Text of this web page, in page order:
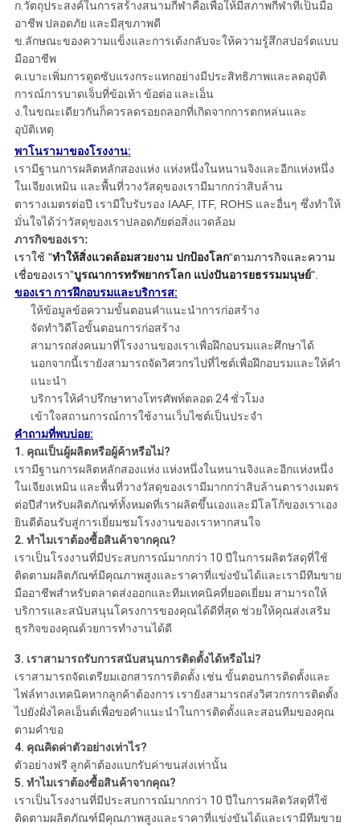
ก.วัตถุประสงค์ในการสร้างสนามกีฬาคือเพื่อให้มีสภาพกีฬาที่เป็นมือ
อาชีพ ปลอดภัย และมีสุขภาพดี
ข.ลักษณะของความแข็งและการเด้งกลับจะให้ความรู้สึกสปอร์ตแบบ
มืออาชีพ
ค.เบาะเพิ่มการดูดซับแรงกระแทกอย่างมีประสิทธิภาพและลดอุบัติ
การณ์การบาดเจ็บที่ข้อเท้า ข้อต่อ และเอ็น
ง.ในขณะเดียวกันก็ควรลดรอยถลอกที่เกิดจากการตกหล่นและ
อุบัติเหตุ
พาโนรามาของโรงงาน:
เรามีฐานการผลิตหลักสองแห่ง แห่งหนึ่งในหนานจิงและอีกแห่งหนึ่ง
ในเจียงเหมิน และพื้นที่วางวัสดุของเรามีมากกว่าสิบล้าน
ตารางเมตรต่อปี เรามีใบรับรอง IAAF, ITF, ROHS และอื่นๆ ซึ่งทำให้
มั่นใจได้ว่าวัสดุของเราปลอดภัยต่อสิ่งแวดล้อม
ภารกิจของเรา:
เราใช้ "ทำให้สิ่งแวดล้อมสวยงาม ปกป้องโลก“ตามภารกิจและความ
เชื่อของเรา”บูรณาการทรัพยากรโลก แบ่งปันอารยธรรมมนุษย์".
ของเรา การฝึกอบรมและบริการส:
ให้ข้อมูลข้อความขั้นตอนคำแนะนำการก่อสร้าง
จัดทำวิดีโอขั้นตอนการก่อสร้าง
สามารถส่งคนมาที่โรงงานของเราเพื่อฝึกอบรมและศึกษาได้
นอกจากนี้เรายังสามารถจัดวิศวกรไปที่ไซต์เพื่อฝึกอบรมและให้คำ
แนะนำ
บริการให้คำปรึกษาทางโทรศัพท์ตลอด 24 ชั่วโมง
เข้าใจสถานการณ์การใช้งานเว็บไซต์เป็นประจำ
คำถามที่พบบ่อย:
1. คุณเป็นผู้ผลิตหรือผู้ค้าหรือไม่?
เรามีฐานการผลิตหลักสองแห่ง แห่งหนึ่งในหนานจิงและอีกแห่งหนึ่ง
ในเจียงเหมิน และพื้นที่วางวัสดุของเรามีมากกว่าสิบล้านตารางเมตร
ต่อปีสำหรับผลิตภัณฑ์ทั้งหมดที่เราผลิตขึ้นเองและมีโลโก้ของเราเอง
ยินดีต้อนรับสู่การเยี่ยมชมโรงงานของเราหากสนใจ
2. ทำไมเราต้องซื้อสินค้าจากคุณ?
เราเป็นโรงงานที่มีประสบการณ์มากกว่า 10 ปีในการผลิตวัสดุที่ใช้
ติดตามผลิตภัณฑ์มีคุณภาพสูงและราคาที่แข่งขันได้และเรามีทีมขาย
มืออาชีพสำหรับตลาดส่งออกและทีมเทคนิคที่ยอดเยี่ยม สามารถให้
บริการและสนับสนุนโครงการของคุณได้ดีที่สุด ช่วยให้คุณส่งเสริม
ธุรกิจของคุณด้วยการทำงานได้ดี
3. เราสามารถรับการสนับสนุนการติดตั้งได้หรือไม่?
เราสามารถจัดเตรียมเอกสารการติดตั้ง เช่น ขั้นตอนการติดตั้งและ
ไฟล์ทางเทคนิคหากลูกค้าต้องการ เรายังสามารถส่งวิศวกรการติดตั้ง
ไปยังฝั่งไคลเอ็นต์เพื่อขอคำแนะนำในการติดตั้งและสอนทีมของคุณ
ตามคำขอ
4. คุณคิดค่าตัวอย่างเท่าไร?
ตัวอย่างฟรี ลูกค้าต้องแบกรับค่าขนส่งเท่านั้น
5. ทำไมเราต้องซื้อสินค้าจากคุณ?
เราเป็นโรงงานที่มีประสบการณ์มากกว่า 10 ปีในการผลิตวัสดุที่ใช้
ติดตามผลิตภัณฑ์มีคุณภาพสูงและราคาที่แข่งขันได้และเรามีทีมขาย